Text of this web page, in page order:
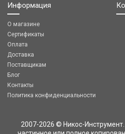
Информация
О магазине
Сертификаты
Оплата
Доставка
Поставщикам
Блог
Контакты
Политика конфиденциальности
2007-2026 © Никос-